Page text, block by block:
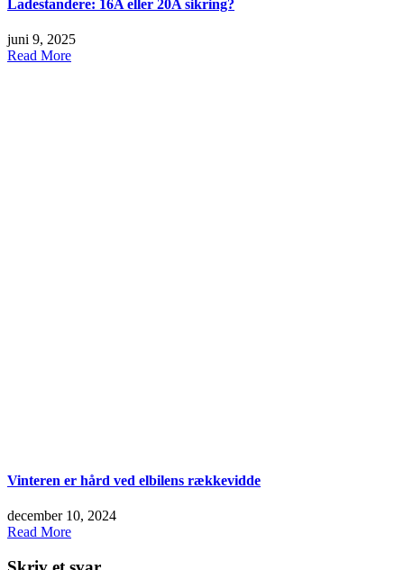
Ladestandere: 16A eller 20A sikring?
juni 9, 2025
Read More
Vinteren er hård ved elbilens rækkevidde
december 10, 2024
Read More